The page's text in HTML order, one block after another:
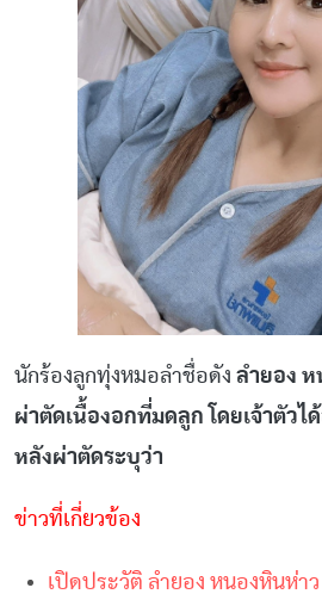
นักร้องลูกทุ่งหมอลำชื่อดัง ลำยอง ห
ผ่าตัดเนื้องอกที่มดลูก โดยเจ้าตัวไ
หลังผ่าตัดระบุว่า
ข่าวที่เกี่ยวข้อง
เปิดประวัติ ลำยอง หนองหินห่าว